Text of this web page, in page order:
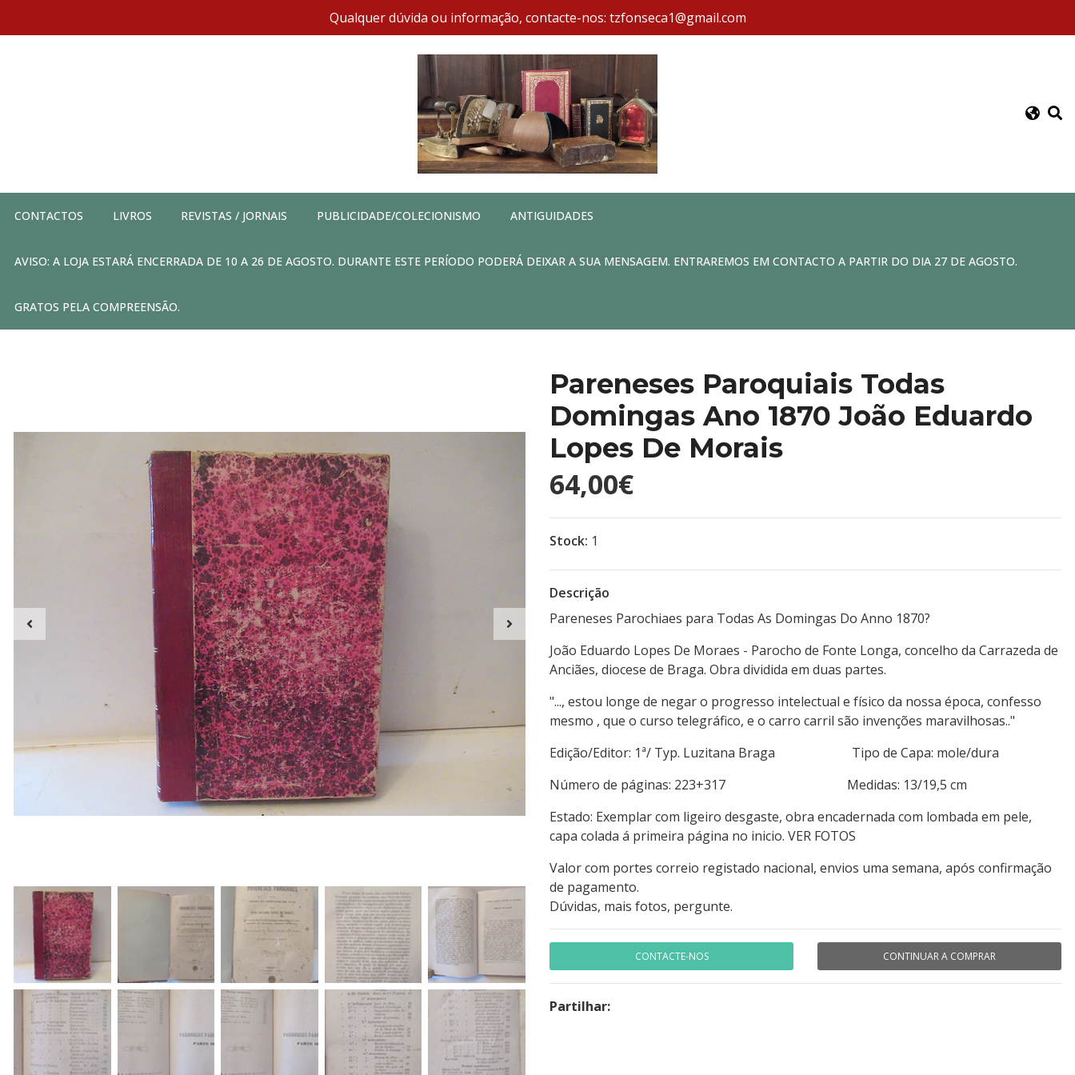
Qualquer dúvida ou informação, contacte-nos: tzfonseca1@gmail.com
CONTACTOS LIVROS REVISTAS / JORNAIS PUBLICIDADE/COLECIONISMO ANTIGUIDADES
AVISO: A LOJA ESTARÁ ENCERRADA DE 10 A 26 DE AGOSTO. DURANTE ESTE PERÍODO PODERÁ DEIXAR A SUA MENSAGEM. ENTRAREMOS EM CONTACTO A PARTIR DO DIA 27 DE AGOSTO.
GRATOS PELA COMPREENSÃO.
Pareneses Paroquiais Todas
Domingas Ano 1870 João Eduardo
Lopes De Morais
64,00€
Stock: 1
Descrição
Pareneses Parochiaes para Todas As Domingas Do Anno 1870?
João Eduardo Lopes De Moraes - Parocho de Fonte Longa, concelho da Carrazeda de
Anciães, diocese de Braga. Obra dividida em duas partes.
"..., estou longe de negar o progresso intelectual e físico da nossa época, confesso
mesmo , que o curso telegráfico, e o carro carril são invenções maravilhosas.."
Edição/Editor: 1ª/ Typ. Luzitana Braga Tipo de Capa: mole/dura
Número de páginas: 223+317 Medidas: 13/19,5 cm
Estado: Exemplar com ligeiro desgaste, obra encadernada com lombada em pele,
capa colada á primeira página no inicio. VER FOTOS
Valor com portes correio registado nacional, envios uma semana, após confirmação
de pagamento.
Dúvidas, mais fotos, pergunte.
CONTACTE-NOS CONTINUAR A COMPRAR
Partilhar: